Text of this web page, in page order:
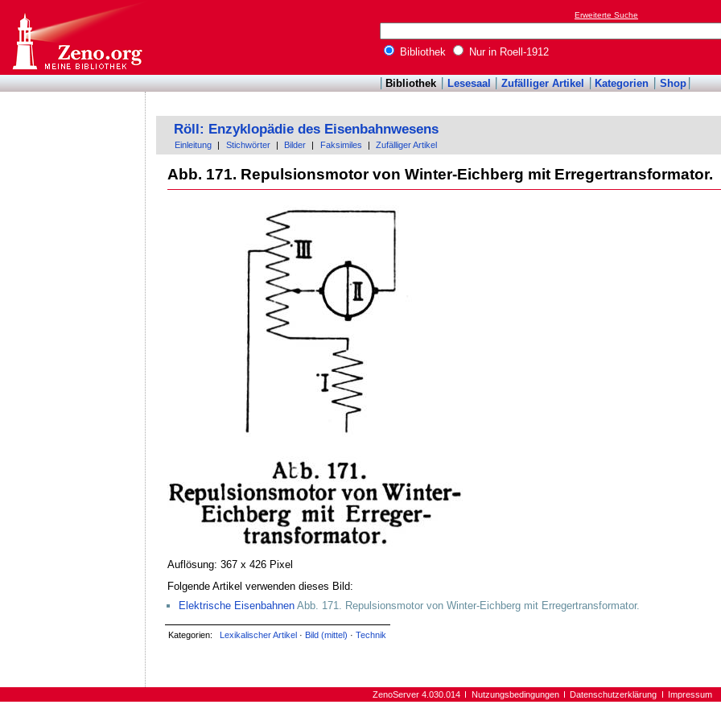
Erweiterte Suche
Bibliothek Nur in Roell-1912
Bibliothek Lesesaal Zufälliger Artikel Kategorien Shop
Röll: Enzyklopädie des Eisenbahnwesens
Einleitung Stichwörter Bilder Faksimiles Zufälliger Artikel
Abb. 171. Repulsionsmotor von Winter-Eichberg mit Erregertransformator.
Auflösung: 367 x 426 Pixel
Folgende Artikel verwenden dieses Bild:
Elektrische Eisenbahnen Abb. 171. Repulsionsmotor von Winter-Eichberg mit Erregertransformator.
Kategorien: Lexikalischer Artikel · Bild (mittel) ·Technik
ZenoServer 4.030.014 Nutzungsbedingungen Datenschutzerklärung Impressum